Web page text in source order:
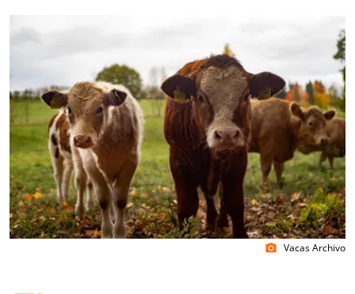
photo_camera Vacas Archivo